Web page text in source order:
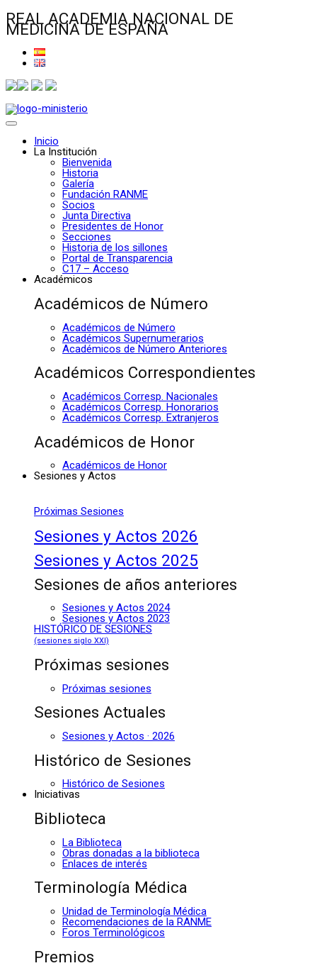
REAL ACADEMIA NACIONAL DE
MEDICINA DE ESPAÑA
Inicio
La Institución
Bienvenida
Historia
Galería
Fundación RANME
Socios
Junta Directiva
Presidentes de Honor
Secciones
Historia de los sillones
Portal de Transparencia
C17 – Acceso
Académicos
Académicos de Número
Académicos de Número
Académicos Supernumerarios
Académicos de Número Anteriores
Académicos Correspondientes
Académicos Corresp. Nacionales
Académicos Corresp. Honorarios
Académicos Corresp. Extranjeros
Académicos de Honor
Académicos de Honor
Sesiones y Actos
Próximas Sesiones
Sesiones y Actos 2026
Sesiones y Actos 2025
Sesiones de años anteriores
Sesiones y Actos 2024
Sesiones y Actos 2023
HISTÓRICO DE SESIONES
(sesiones siglo XXI)
Próximas sesiones
Próximas sesiones
Sesiones Actuales
Sesiones y Actos · 2026
Histórico de Sesiones
Histórico de Sesiones
Iniciativas
Biblioteca
La Biblioteca
Obras donadas a la biblioteca
Enlaces de interés
Terminología Médica
Unidad de Terminología Médica
Recomendaciones de la RANME
Foros Terminológicos
Premios